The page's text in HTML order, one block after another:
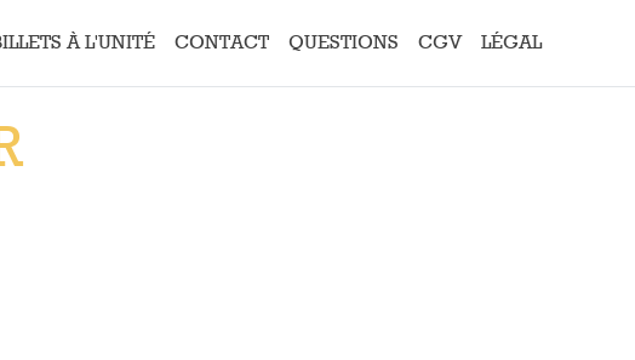
À L'UNITÉ CONTACT QUESTIONS CGV LÉGAL